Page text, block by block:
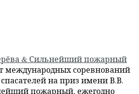
& Сильнейший пожарный
международных соревнований
на приз имени В.В.
пожарный, ежегодно